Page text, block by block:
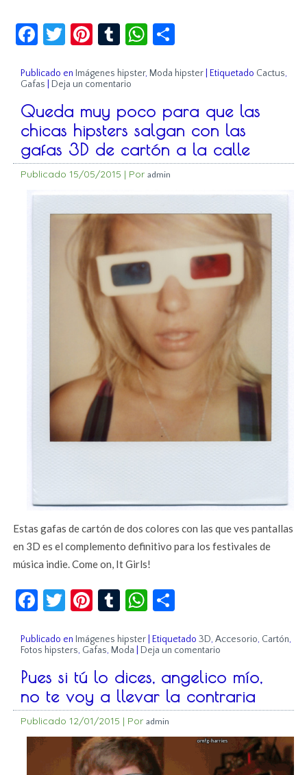
Facebook
Twitter
Pinterest
TumblrWhatsApp
Publicado en Imágenes hipster, Moda hipster |Etiquetado Cactus,
Gafas
Deja un comentario
Queda muy poco para que las
chicas hipsters salgan con las
gafas 3D de cartón a la calle
Publicado 15/05/2015 | Por admin
Estas gafas de cartón de dos colores con las que ves pantallas
en 3D es el complemento definitivo para los festivales de
música indie. Come on, It Girls!
Facebook
Twitter
Pinterest
TumblrWhatsApp
Publicado en Imágenes hipster Etiquetado 3D,Accesorio, Cartón,
Fotos hipsters, Gafas, Moda Deja un comentario
Pues si tú lo dices, angelico mío,
no te voy a llevar la contraria
Publicado 12/01/2015 | Por admin